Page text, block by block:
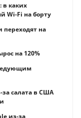
в каких
Wi-Fi на борту
переходят на
на 120%
салата в США
из-за